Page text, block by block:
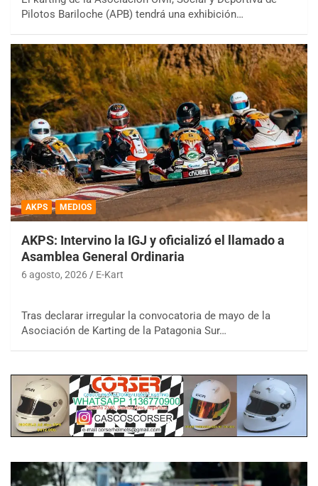
Pilotos Bariloche (APB) tendrá una exhibición…
AKPS MEDIOS
AKPS: Intervino la IGJ y oficializó el llamado a
Asamblea General Ordinaria
6 agosto, 2026 E-Kart
Tras declarar irregular la convocatoria de mayo de la
Asociación de Karting de la Patagonia Sur…